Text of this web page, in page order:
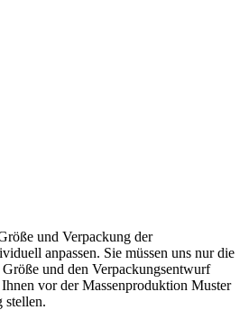
und Verpackung der
anpassen. Sie müssen uns nur die
und den Verpackungsentwurf
vor der Massenproduktion Muster
stellen.